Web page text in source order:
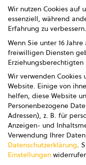
Wir nutzen Cookies auf
essenziell, während
Erfahrung zu verbessern.
Wenn Sie unter 16
freiwilligen Diensten
Wir verwenden Cookies
Website. Einige von
helfen, diese Website
Personenbezogene
Adressen), z. B. für
Anzeigen- und
Verwendung Ihrer
Datenschutzerklärung.
Einstellungen